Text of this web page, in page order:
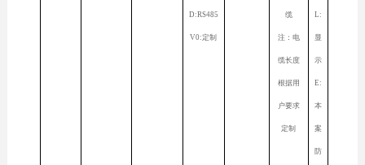
D:RS485
V0:定制
缆
注：电
缆长度
根据用
户要求
定制
L:
显
示
E:
本
案
防